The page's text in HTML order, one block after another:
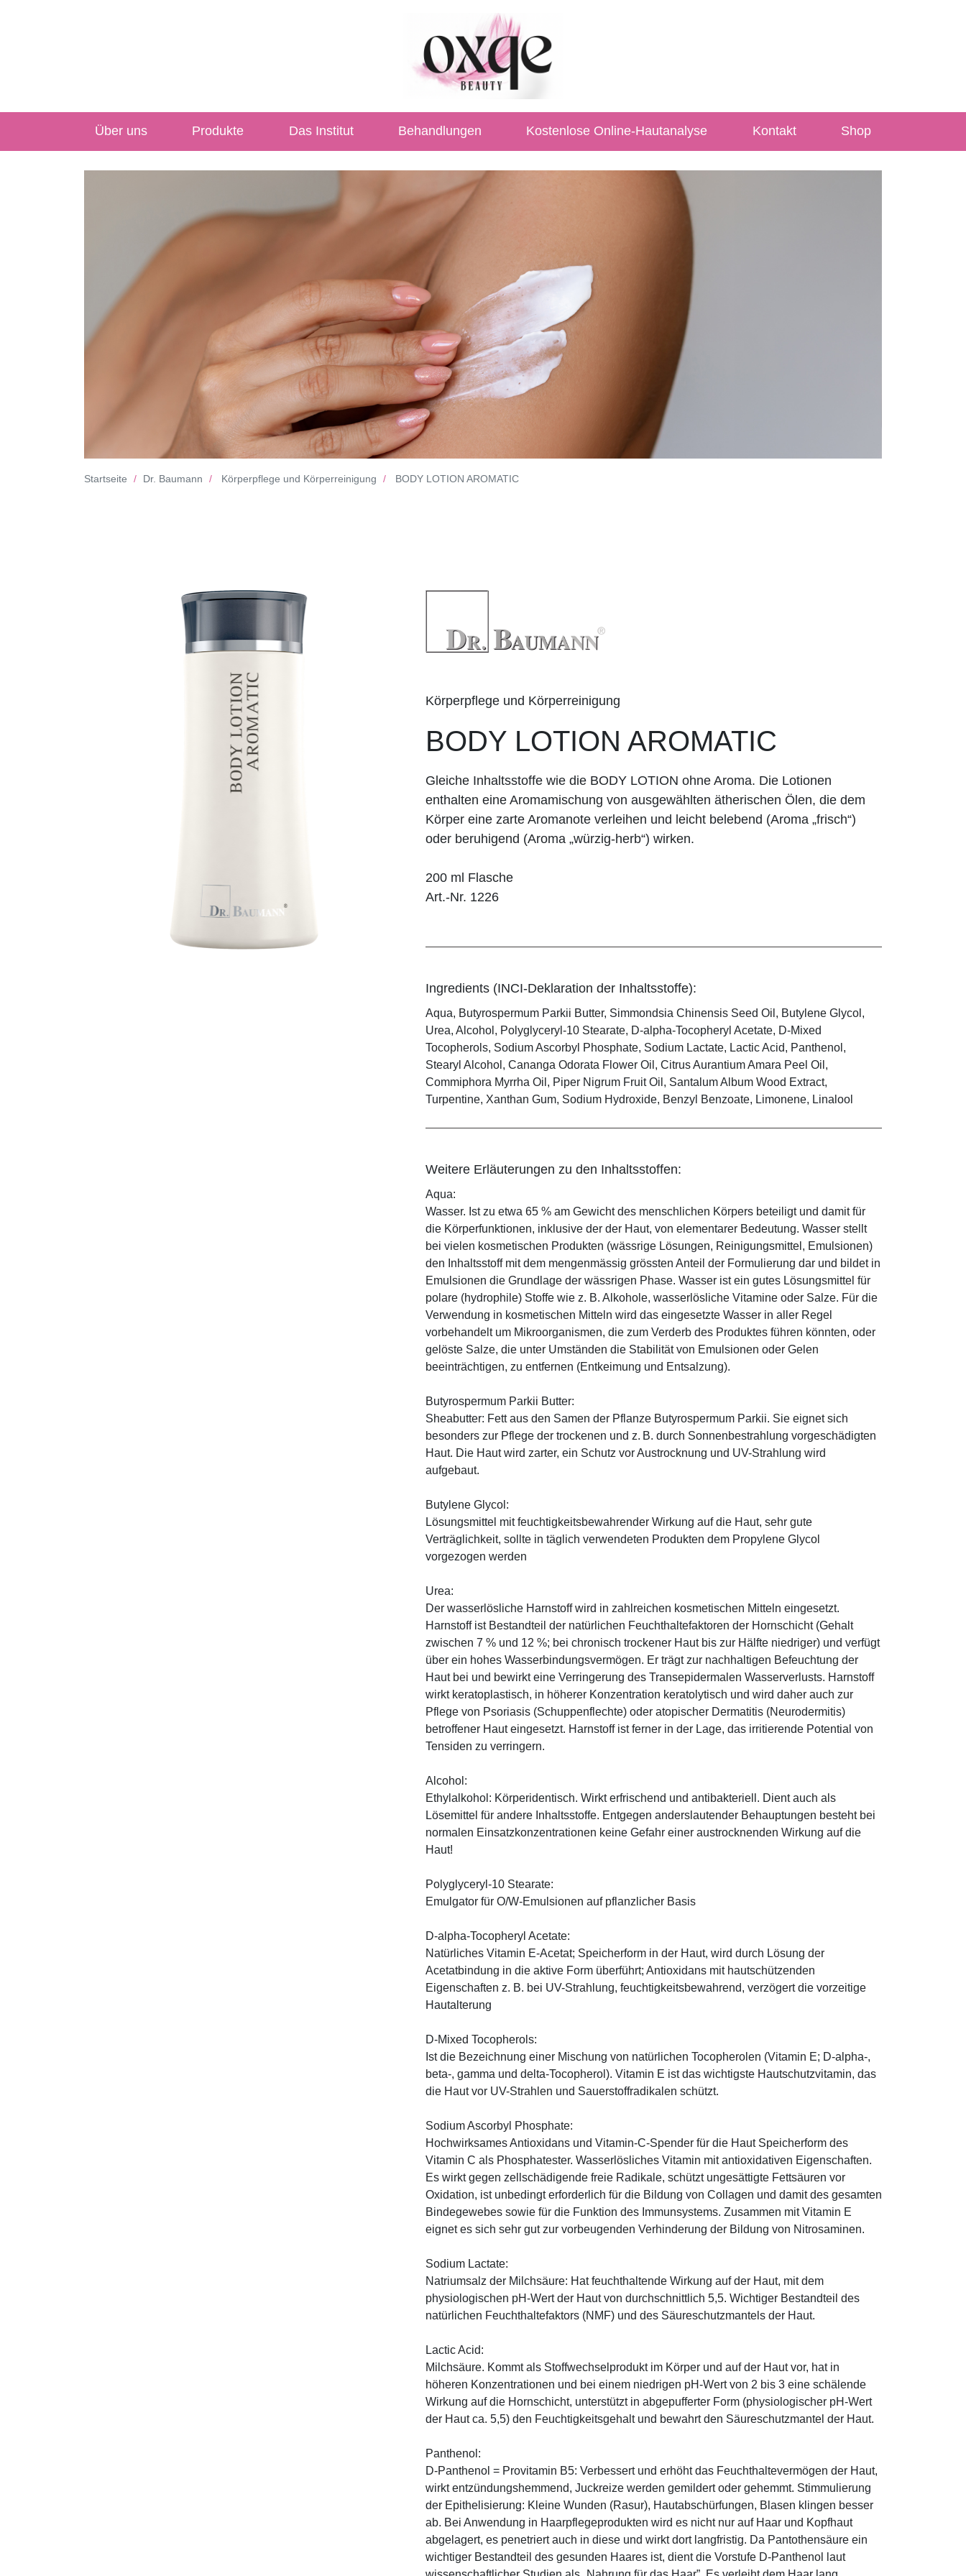
Über uns Produkte Das Institut Behandlungen Kostenlose Online-Hautanalyse Kontakt Shop
Startseite Dr. Baumann Körperpflege und Körperreinigung BODY LOTION AROMATIC
Körperpflege und Körperreinigung
BODY LOTION AROMATIC
Gleiche Inhaltsstoffe wie die BODY LOTION ohne Aroma. Die Lotionen
enthalten eine Aromamischung von ausgewählten ätherischen Ölen, die dem
Körper eine zarte Aromanote verleihen und leicht belebend (Aroma „frisch“)
oder beruhigend (Aroma „würzig-herb“) wirken.
200 ml Flasche
Art.-Nr. 1226
Ingredients (INCI-Deklaration der Inhaltsstoffe):
Aqua, Butyrospermum Parkii Butter, Simmondsia Chinensis Seed Oil, Butylene Glycol,
Urea, Alcohol, Polyglyceryl-10 Stearate, D-alpha-Tocopheryl Acetate, D-Mixed
Tocopherols, Sodium Ascorbyl Phosphate, Sodium Lactate, Lactic Acid, Panthenol,
Stearyl Alcohol, Cananga Odorata Flower Oil, Citrus Aurantium Amara Peel Oil,
Commiphora Myrrha Oil, Piper Nigrum Fruit Oil, Santalum Album Wood Extract,
Turpentine, Xanthan Gum, Sodium Hydroxide, Benzyl Benzoate, Limonene, Linalool
Weitere Erläuterungen zu den Inhaltsstoffen:
Aqua:
Wasser. Ist zu etwa 65 % am Gewicht des menschlichen Körpers beteiligt und damit für
die Körperfunktionen, inklusive der der Haut, von elementarer Bedeutung. Wasser stellt
bei vielen kosmetischen Produkten (wässrige Lösungen, Reinigungsmittel, Emulsionen)
den Inhaltsstoff mit dem mengenmässig grössten Anteil der Formulierung dar und bildet in
Emulsionen die Grundlage der wässrigen Phase. Wasser ist ein gutes Lösungsmittel für
polare (hydrophile) Stoffe wie z. B. Alkohole, wasserlösliche Vitamine oder Salze. Für die
Verwendung in kosmetischen Mitteln wird das eingesetzte Wasser in aller Regel
vorbehandelt um Mikroorganismen, die zum Verderb des Produktes führen könnten, oder
gelöste Salze, die unter Umständen die Stabilität von Emulsionen oder Gelen
beeinträchtigen, zu entfernen (Entkeimung und Entsalzung).
Butyrospermum Parkii Butter:
Sheabutter: Fett aus den Samen der Pflanze Butyrospermum Parkii. Sie eignet sich
besonders zur Pflege der trockenen und z. B. durch Sonnenbestrahlung vorgeschädigten
Haut. Die Haut wird zarter, ein Schutz vor Austrocknung und UV-Strahlung wird
aufgebaut.
Butylene Glycol:
Lösungsmittel mit feuchtigkeitsbewahrender Wirkung auf die Haut, sehr gute
Verträglichkeit, sollte in täglich verwendeten Produkten dem Propylene Glycol
vorgezogen werden
Urea:
Der wasserlösliche Harnstoff wird in zahlreichen kosmetischen Mitteln eingesetzt.
Harnstoff ist Bestandteil der natürlichen Feuchthaltefaktoren der Hornschicht (Gehalt
zwischen 7 % und 12 %; bei chronisch trockener Haut bis zur Hälfte niedriger) und verfügt
über ein hohes Wasserbindungsvermögen. Er trägt zur nachhaltigen Befeuchtung der
Haut bei und bewirkt eine Verringerung des Transepidermalen Wasserverlusts. Harnstoff
wirkt keratoplastisch, in höherer Konzentration keratolytisch und wird daher auch zur
Pflege von Psoriasis (Schuppenflechte) oder atopischer Dermatitis (Neurodermitis)
betroffener Haut eingesetzt. Harnstoff ist ferner in der Lage, das irritierende Potential von
Tensiden zu verringern.
Alcohol:
Ethylalkohol: Körperidentisch. Wirkt erfrischend und antibakteriell. Dient auch als
Lösemittel für andere Inhaltsstoffe. Entgegen anderslautender Behauptungen besteht bei
normalen Einsatzkonzentrationen keine Gefahr einer austrocknenden Wirkung auf die
Haut!
Polyglyceryl-10 Stearate:
Emulgator für O/W-Emulsionen auf pflanzlicher Basis
D-alpha-Tocopheryl Acetate:
Natürliches Vitamin E-Acetat; Speicherform in der Haut, wird durch Lösung der
Acetatbindung in die aktive Form überführt; Antioxidans mit hautschützenden
Eigenschaften z. B. bei UV-Strahlung, feuchtigkeitsbewahrend, verzögert die vorzeitige
Hautalterung
D-Mixed Tocopherols:
Ist die Bezeichnung einer Mischung von natürlichen Tocopherolen (Vitamin E; D-alpha-,
beta-, gamma und delta-Tocopherol). Vitamin E ist das wichtigste Hautschutzvitamin, das
die Haut vor UV-Strahlen und Sauerstoffradikalen schützt.
Sodium Ascorbyl Phosphate:
Hochwirksames Antioxidans und Vitamin-C-Spender für die Haut Speicherform des
Vitamin C als Phosphatester. Wasserlösliches Vitamin mit antioxidativen Eigenschaften.
Es wirkt gegen zellschädigende freie Radikale, schützt ungesättigte Fettsäuren vor
Oxidation, ist unbedingt erforderlich für die Bildung von Collagen und damit des gesamten
Bindegewebes sowie für die Funktion des Immunsystems. Zusammen mit Vitamin E
eignet es sich sehr gut zur vorbeugenden Verhinderung der Bildung von Nitrosaminen.
Sodium Lactate:
Natriumsalz der Milchsäure: Hat feuchthaltende Wirkung auf der Haut, mit dem
physiologischen pH-Wert der Haut von durchschnittlich 5,5. Wichtiger Bestandteil des
natürlichen Feuchthaltefaktors (NMF) und des Säureschutzmantels der Haut.
Lactic Acid:
Milchsäure. Kommt als Stoffwechselprodukt im Körper und auf der Haut vor, hat in
höheren Konzentrationen und bei einem niedrigen pH-Wert von 2 bis 3 eine schälende
Wirkung auf die Hornschicht, unterstützt in abgepufferter Form (physiologischer pH-Wert
der Haut ca. 5,5) den Feuchtigkeitsgehalt und bewahrt den Säureschutzmantel der Haut.
Panthenol:
D-Panthenol = Provitamin B5: Verbessert und erhöht das Feuchthaltevermögen der Haut,
wirkt entzündungshemmend, Juckreize werden gemildert oder gehemmt. Stimmulierung
der Epithelisierung: Kleine Wunden (Rasur), Hautabschürfungen, Blasen klingen besser
ab. Bei Anwendung in Haarpflegeprodukten wird es nicht nur auf Haar und Kopfhaut
abgelagert, es penetriert auch in diese und wirkt dort langfristig. Da Pantothensäure ein
wichtiger Bestandteil des gesunden Haares ist, dient die Vorstufe D-Panthenol laut